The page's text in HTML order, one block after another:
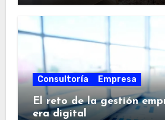
Consultoría Empresa
El reto de la gestión
era digital